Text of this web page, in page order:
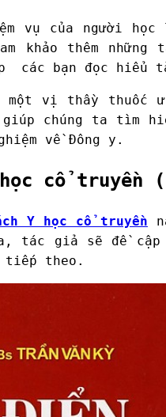
vụ của người
khảo thêm
các bạn đọc hiểu
một vị thầy thuốc
giúp chúng ta tìm
về Đông y.
cổ truyền
Y học cổ truyền
tác giả sẽ đề cập
tiếp theo.